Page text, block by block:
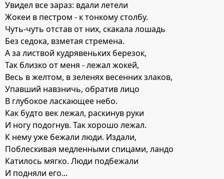
Увидел все зараз: вдали летели
Жокеи в пестром - к тонкому столбу.
Чуть-чуть отстав от них, скакала лошадь
Без седока, взметая стремена.
А за листвой кудрявеньких березок,
Так близко от меня - лежал жокей,
Весь в желтом, в зеленях весенних злаков,
Упавший навзничь, обратив лицо
В глубокое ласкающее небо.
Как будто век лежал, раскинув руки
И ногу подогнув. Так хорошо лежал.
К нему уже бежали люди. Издали,
Поблескивая медленными спицами, ландо
Катилось мягко. Люди подбежали
И подняли его...